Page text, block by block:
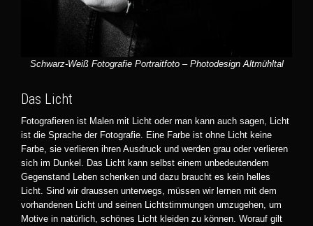
Schwarz-Weiß Fotografie Portraitfoto – Photodesign Altmühltal
Das Licht
Fotografieren ist Malen mit Licht oder man kann auch sagen, Licht
ist die Sprache der Fotografie. Eine Farbe ist ohne Licht keine
Farbe, sie verlieren ihren Ausdruck und werden grau oder verlieren
sich im Dunkel. Das Licht kann selbst einem unbedeutendem
Gegenstand Leben schenken und dazu braucht es kein helles
Licht. Sind wir draussen unterwegs, müssen wir lernen mit dem
vorhandenen Licht und seinen Lichtstimmungen umzugehen, um
Motive in natürlich, schönes Licht kleiden zu können. Worauf gilt